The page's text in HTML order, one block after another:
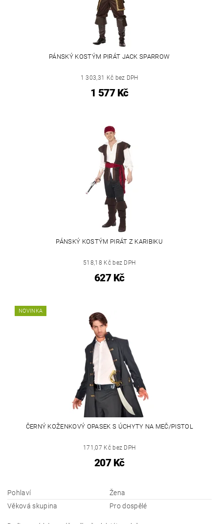
PÁNSKÝ KOSTÝM PIRÁT JACK SPARROW
1 303,31 Kč bez DPH
1 577 Kč
PÁNSKÝ KOSTÝM PIRÁT Z KARIBIKU
518,18 Kč bez DPH
627 Kč
NOVINKA
ČERNÝ KOŽENKOVÝ OPASEK S ÚCHYTY NA MEČ/PISTOL
171,07 Kč bez DPH
207 Kč
Pohlaví
Žena
Věková skupina
Pro dospělé